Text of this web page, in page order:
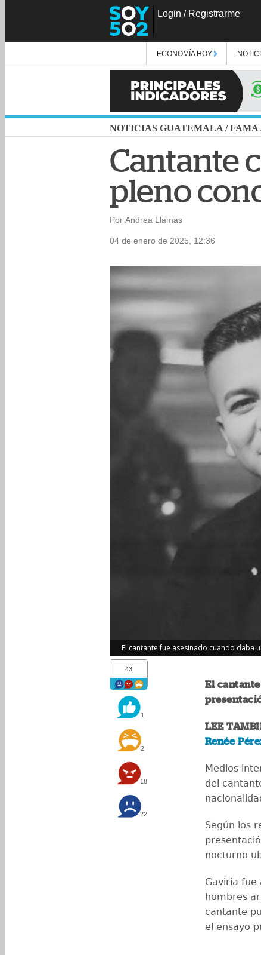
Login / Registrarme
ECONOMÍA HOY
NOTICIAS GUATEMALA /FAMA
Cantante
pleno
Por Andrea Llamas
04 de enero de 2025, 12:36
El cantante fue asesinado cuando daba
43
1
2
18
22
El
LEE
Renée
Medios
del
Según los
nocturno
Gaviria fue
hombres
cantante
el ensayo